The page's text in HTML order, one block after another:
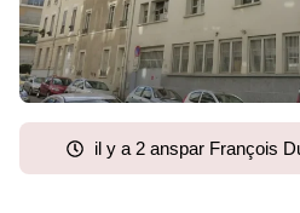
il y a 2 anspar François